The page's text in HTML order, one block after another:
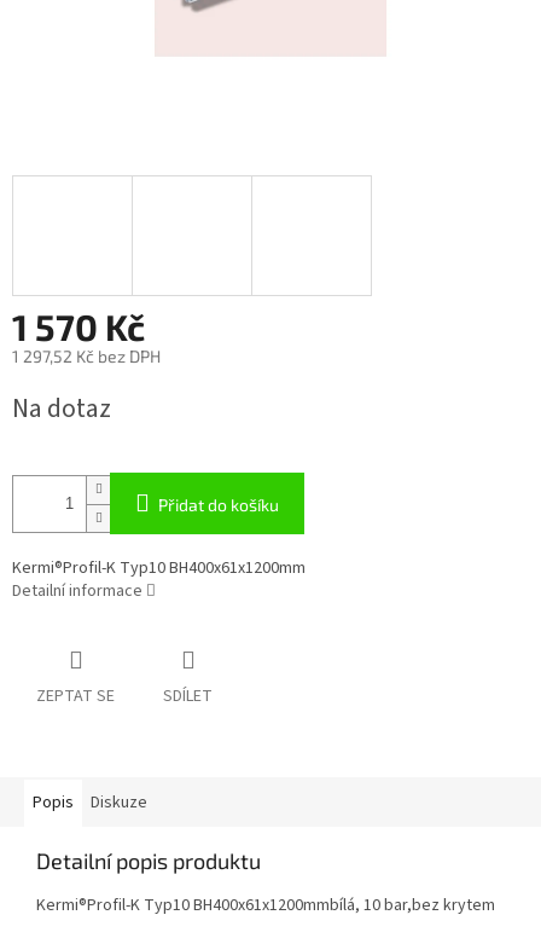
1 570 Kč
1 297,52 Kč bez DPH
cena:
Na dotaz
Přidat do košíku
Kermi®Profil-K Typ10 BH400x61x1200mm
Detailní informace
ZEPTAT SE SDÍLET
Popis Diskuze
Detailní popis produktu
Kermi®Profil-K Typ10 BH400x61x1200mmbílá, 10 bar,bez krytem